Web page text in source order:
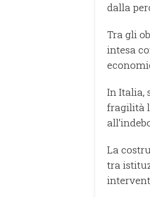
dalla
Tra gli
intesa
In Italia,
fragilità
La
tra